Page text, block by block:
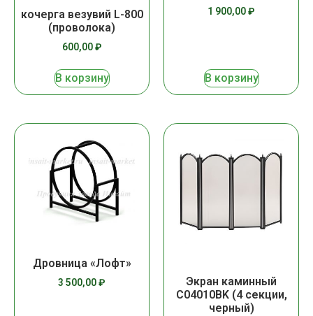
кочерга везувий L-800
(проволока)
600,00₽
В корзину
1 900,00₽
В корзину
Дровница «Лофт»
3 500,00₽
Экран каминный
C04010BK (4 секции,
черный)